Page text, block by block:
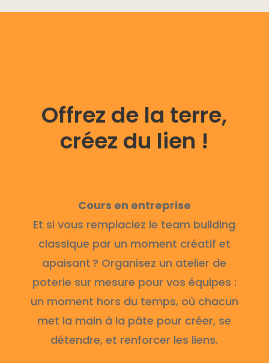
Offrez de la terre,
créez du lien !
Cours en entreprise
Et si vous remplaciez le team building
classique par un moment créatif et
apaisant ? Organisez un atelier de
poterie sur mesure pour vos équipes :
un moment hors du temps, où chacun
met la main à la pâte pour créer, se
détendre, et renforcer les liens.